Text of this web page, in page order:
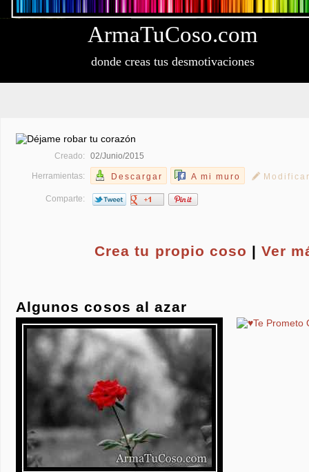
ArmaTuCoso.com
donde creas tus desmotivaciones
Creado: 02/Junio/2015
Herramientas: Descargar A mi muro
Comparte:
Crea tu propio coso |Ver
Algunos cosos al azar